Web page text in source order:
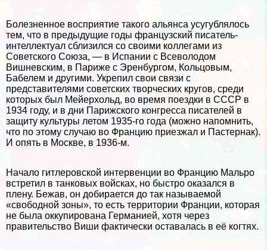
Болезненное восприятие такого альянса усугублялось
тем, что в предыдущие годы французский писатель-
интеллектуал сблизился со своими коллегами из
Советского Союза, — в Испании с Всеволодом
Вишневским, в Париже с Эренбургом, Кольцовым,
Бабелем и другими. Укрепил свои связи с
представителями советских творческих кругов, среди
которых был Мейерхольд, во время поездки в СССР в
1934 году, и в дни Парижского конгресса писателей в
защиту культуры летом 1935-го года (можно напомнить,
что по этому случаю во Францию приезжал и Пастернак).
И опять в Москве, в 1936-м.
Начало гитлеровской интервенции во Францию Мальро
встретил в танковых войсках, но быстро оказался в
плену. Бежав, он добирается до так называемой
«свободной зоны», то есть территории Франции, которая
не была оккупирована Германией, хотя через
правительство Виши фактически оставалась в её когтях.